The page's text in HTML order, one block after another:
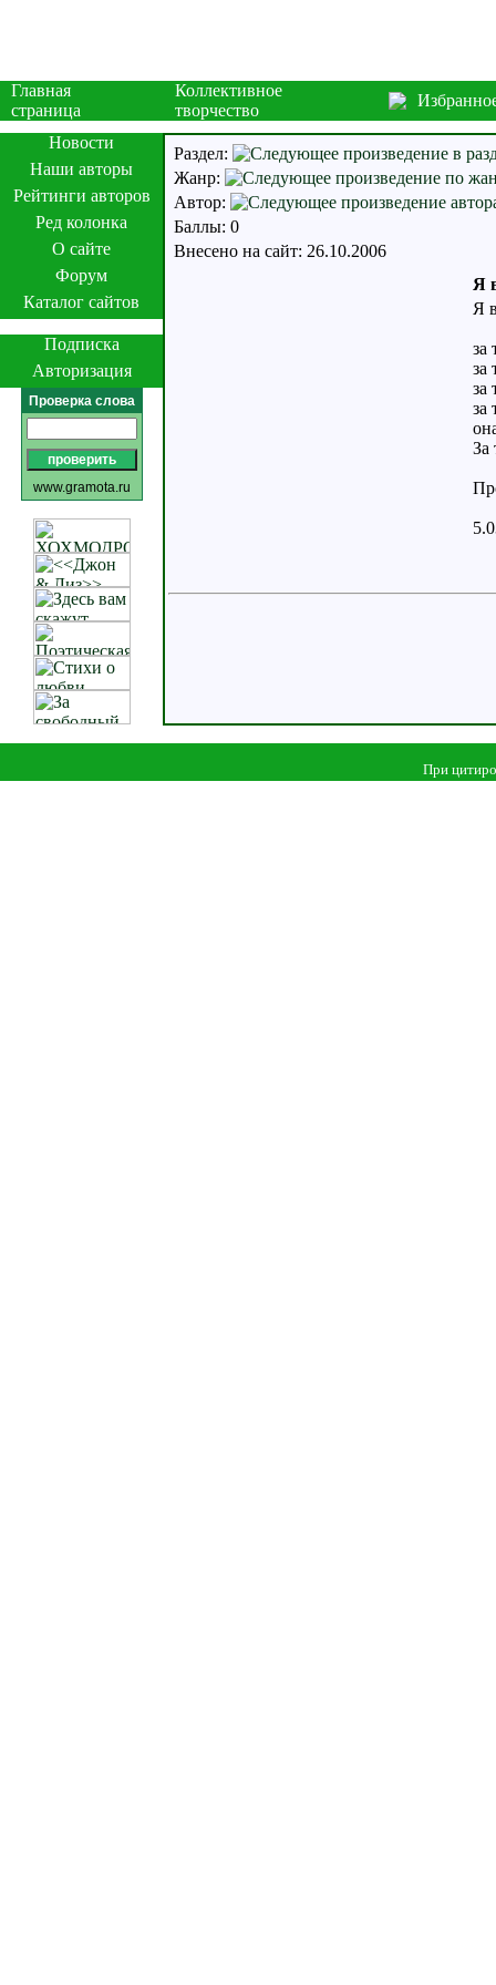
Главная
страница
Коллективное
творчество
Новости
Наши авторы
Рейтинги авторов
Ред колонка
О сайте
Форум
Каталог сайтов
Подписка
Авторизация
Проверка слова
www.gramota.ru
Раздел:
Жанр:
Автор:
Баллы: 0
Внесено на сайт: 26.10.2006
Я
Я
за
за
за
за
За
При